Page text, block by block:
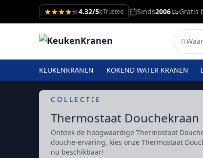
4.32/5eTrusted Sinds2006 Gratis
KEUKENKRANEN KOKEND WATER KRANEN
COLLECTIE
Thermostaat Douchekraan
Ontdek de hoogwaardige Thermostaat
douche-ervaring, kies onze Thermostaat
nu beschikbaar!